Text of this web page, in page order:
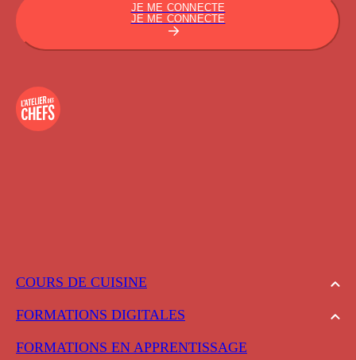
COURS DE CUISINE
FORMATIONS DIGITALES
FORMATIONS EN APPRENTISSAGE
JE ME CONNECTE
JE ME CONNECTE